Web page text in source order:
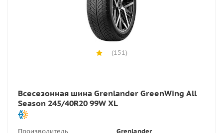
(151)
Всесезонная шина Grenlander GreenWing All
Season 245/40R20 99W XL
Производитель
Grenlander